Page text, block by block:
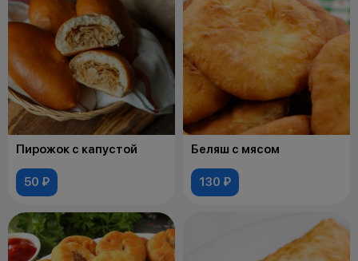
Пирожок с капустой
50 ₽
Беляш с мясом
130 ₽